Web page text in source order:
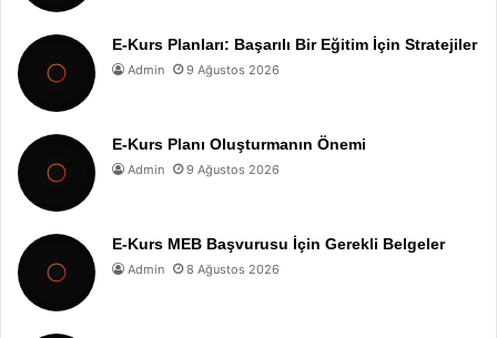
E-Kurs Planları: Başarılı Bir Eğitim İçin Stratejiler
Admin 9 Ağustos 2026
E-Kurs Planı Oluşturmanın Önemi
Admin 9 Ağustos 2026
E-Kurs MEB Başvurusu İçin Gerekli Belgeler
Admin 8 Ağustos 2026